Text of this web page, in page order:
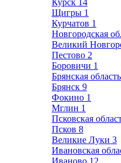
Курск 14
Щигры 1
Курчатов 1
Новгородская
Великий
Пестово 2
Боровичи 1
Брянская область
Брянск 9
Фокино 1
Мглин 1
Псковская
Псков 8
Великие Луки 3
Ивановская
Иваново 12